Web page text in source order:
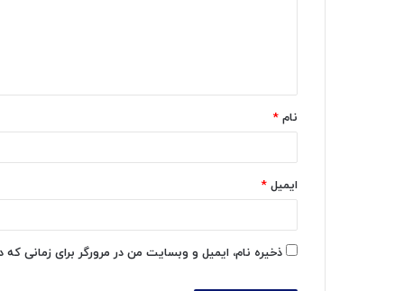
*
نام *
ایمیل *
ذخیره نام، ایمیل و وبسایت من در مرورگر برای زمانی